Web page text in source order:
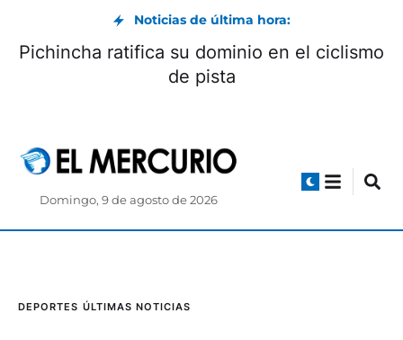
Noticias de última hora:
Pichincha ratifica su dominio en el ciclismo
de pista
Domingo, 9 de agosto de 2026
DEPORTES ÚLTIMAS NOTICIAS